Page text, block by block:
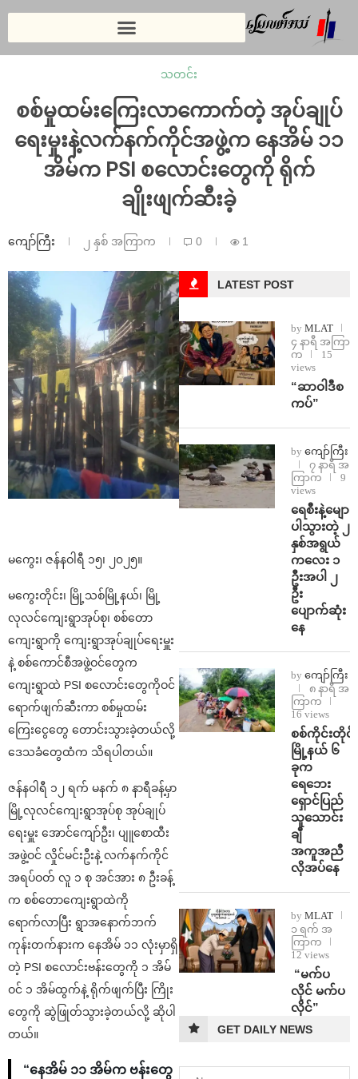
သတင်း
စစ်မှုထမ်းကြေးလာကောက်တဲ့ အုပ်ချုပ်
ရေးမှုးနဲ့လက်နက်ကိုင်အဖွဲ့က နေအိမ် ၁၁
အိမ်က PSI စလောင်းတွေကို ရိုက်
ချိုးဖျက်ဆီးခဲ့
ကျော်ကြီး ၂ နှစ် အကြာက 0 1
မကွေး၊ ဇန်နဝါရီ ၁၅၊ ၂၀၂၅။
မကွေးတိုင်း၊ မြို့သစ်မြို့နယ်၊ မြို့
လုလင်ကျေးရွာအုပ်စု၊ စစ်တော
ကျေးရွာကို ကျေးရွာအုပ်ချုပ်ရေးမှူး
နဲ့ စစ်ကောင်စီအဖွဲ့ဝင်တွေက
ကျေးရွာထဲ PSI စလောင်းတွေကိုဝင်
ရောက်ဖျက်ဆီးကာ စစ်မှုထမ်း
ကြေးငွေတွေ တောင်းသွားခဲ့တယ်လို့
ဒေသခံတွေထံက သိရပါတယ်။
ဇန်နဝါရီ ၁၂ ရက် မနက် ၈ နာရီခန့်မှာ
မြို့လုလင်ကျေးရွာအုပ်စု အုပ်ချုပ်
ရေးမှူး အောင်ကျော်ဦး၊ ပျူစောထီး
အဖွဲ့ဝင် လှိုင်မင်းဦးနဲ့ လက်နက်ကိုင်
အရပ်ဝတ် လူ ၁ စု အင်အား ၈ ဦးခန့်
က စစ်တောကျေးရွာထဲကို
ရောက်လာပြီး ရွာအနောက်ဘက်
ကုန်းတက်နားက နေအိမ် ၁၁ လုံးမှာရှိ
တဲ့ PSI စလောင်းဗန်းတွေကို ၁ အိမ်
ဝင် ၁ အိမ်ထွက်နဲ့ ရိုက်ဖျက်ပြီး ကြိုး
တွေကို ဆွဲဖြုတ်သွားခဲ့တယ်လို့ ဆိုပါ
တယ်။
“နေအိမ် ၁၁ အိမ်က ဗန်းတွေ
LATEST POST
by MLAT
၄ နာရီ အကြာ
က
15
views
“ဆာဝါဒီစ
ကပ်”
by ကျော်ကြီး
၇ နာရီ အ
ကြာက
9
views
ရေစီးနဲ့မျော
ပါသွားတဲ့ ၂
နှစ်အရွယ်
ကလေး ၁
ဦးအပါ ၂
ဦး
ပျောက်ဆုံး
နေ
by ကျော်ကြီး
၈ နာရီ အ
ကြာက
16 views
စစ်ကိုင်းတိုင်း
မြို့နယ် ၆
ခုက
ရေဘေး
ရှောင်ပြည်
သူသောင်း
ချီ
အကူအညီ
လိုအပ်နေ
by MLAT
၁ ရက် အ
ကြာက
12 views
⁨ ⁨“မက်ပ
လိုင် မက်ပ
လိုင်”
GET DAILY NEWS